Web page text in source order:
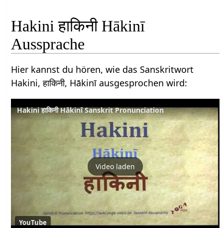
Hakini हाकिनी Hākinī
Aussprache
Hier kannst du hören, wie das Sanskritwort
Hakini, हाकिनी, Hākinī ausgesprochen wird:
Hakini हाकिनी Hākinī Sanskrit Pronunciation
Video laden
YouTube